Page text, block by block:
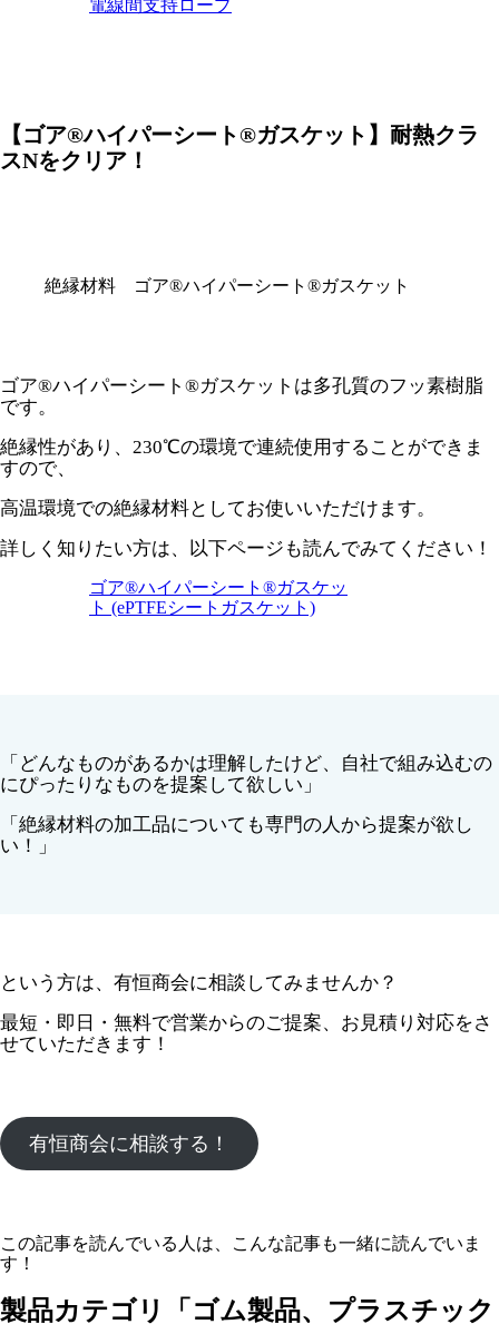
電線間支持ロープ
【ゴア®ハイパーシート®ガスケット】耐熱クラ
スNをクリア！
絶縁材料 ゴア®ハイパーシート®ガスケット
ゴア®ハイパーシート®ガスケットは多孔質のフッ素樹脂
です。
絶縁性があり、230℃の環境で連続使用することができま
すので、
高温環境での絶縁材料としてお使いいただけます。
詳しく知りたい方は、以下ページも読んでみてください！
ゴア®ハイパーシート®ガスケッ
ト (ePTFEシートガスケット)
「どんなものがあるかは理解したけど、自社で組み込むの
にぴったりなものを提案して欲しい」
「絶縁材料の加工品についても専門の人から提案が欲し
い！」
という方は、有恒商会に相談してみませんか？
最短・即日・無料で営業からのご提案、お見積り対応をさ
せていただきます！
有恒商会に相談する！
この記事を読んでいる人は、こんな記事も一緒に読んでいま
す！
製品カテゴリ「ゴム製品、プラスチック